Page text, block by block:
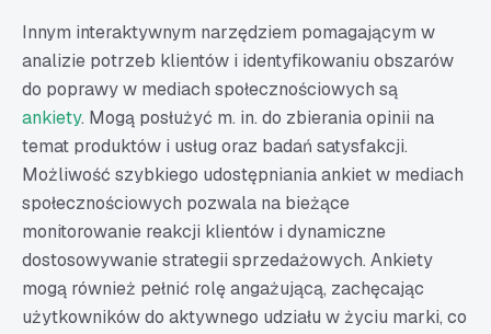
Innym interaktywnym narzędziem pomagającym w
analizie potrzeb klientów i identyfikowaniu obszarów
do poprawy w mediach społecznościowych są
ankiety. Mogą posłużyć m. in. do zbierania opinii na
temat produktów i usług oraz badań satysfakcji.
Możliwość szybkiego udostępniania ankiet w mediach
społecznościowych pozwala na bieżące
monitorowanie reakcji klientów i dynamiczne
dostosowywanie strategii sprzedażowych. Ankiety
mogą również pełnić rolę angażującą, zachęcając
użytkowników do aktywnego udziału w życiu marki, co